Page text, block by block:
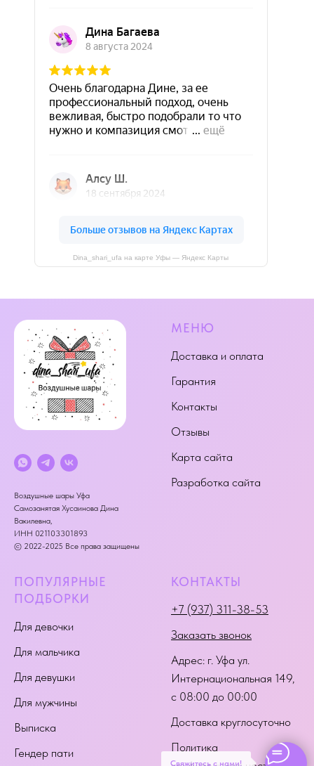
Свяжитесь с нами!
Dina_shari_ufa на карте Уфы — Яндекс Карты
Воздушные шары Уфа
Самозанятая Хусаинова Дина
Вакилевна,
ИНН 021103301893
© 2022-2025 Все права защищены
МЕНЮ
Доставка и оплата
Гарантия
Контакты
Отзывы
Карта сайта
Разработка сайта
ПОПУЛЯРНЫЕ
ПОДБОРКИ
Для девочки
Для мальчика
Для девушки
Для мужчины
Выписка
Гендер пати
КОНТАКТЫ
+7 (937) 311-38-53
Заказать звонок
Адрес: г. Уфа ул.
Интернациональная 149,
с 08:00 до 00:00
Доставка круглосуточно
Политика